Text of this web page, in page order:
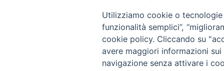
Utilizziamo cookie o
funzionalità semplici”,
cookie policy. Cliccando su
avere maggiori informazioni
navigazione senza attivare i